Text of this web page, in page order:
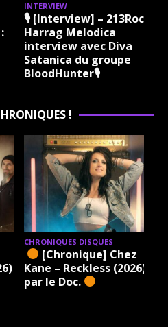
INTERVIEW
🎙 [Interview] – 213Rock
Harrag Melodica
interview avec Diva
Satanica du groupe
BloodHunter🎙
!
CHRONIQUES DISQUES
[Chronique] Chez
Kane – Reckless (2026)
par le Doc.